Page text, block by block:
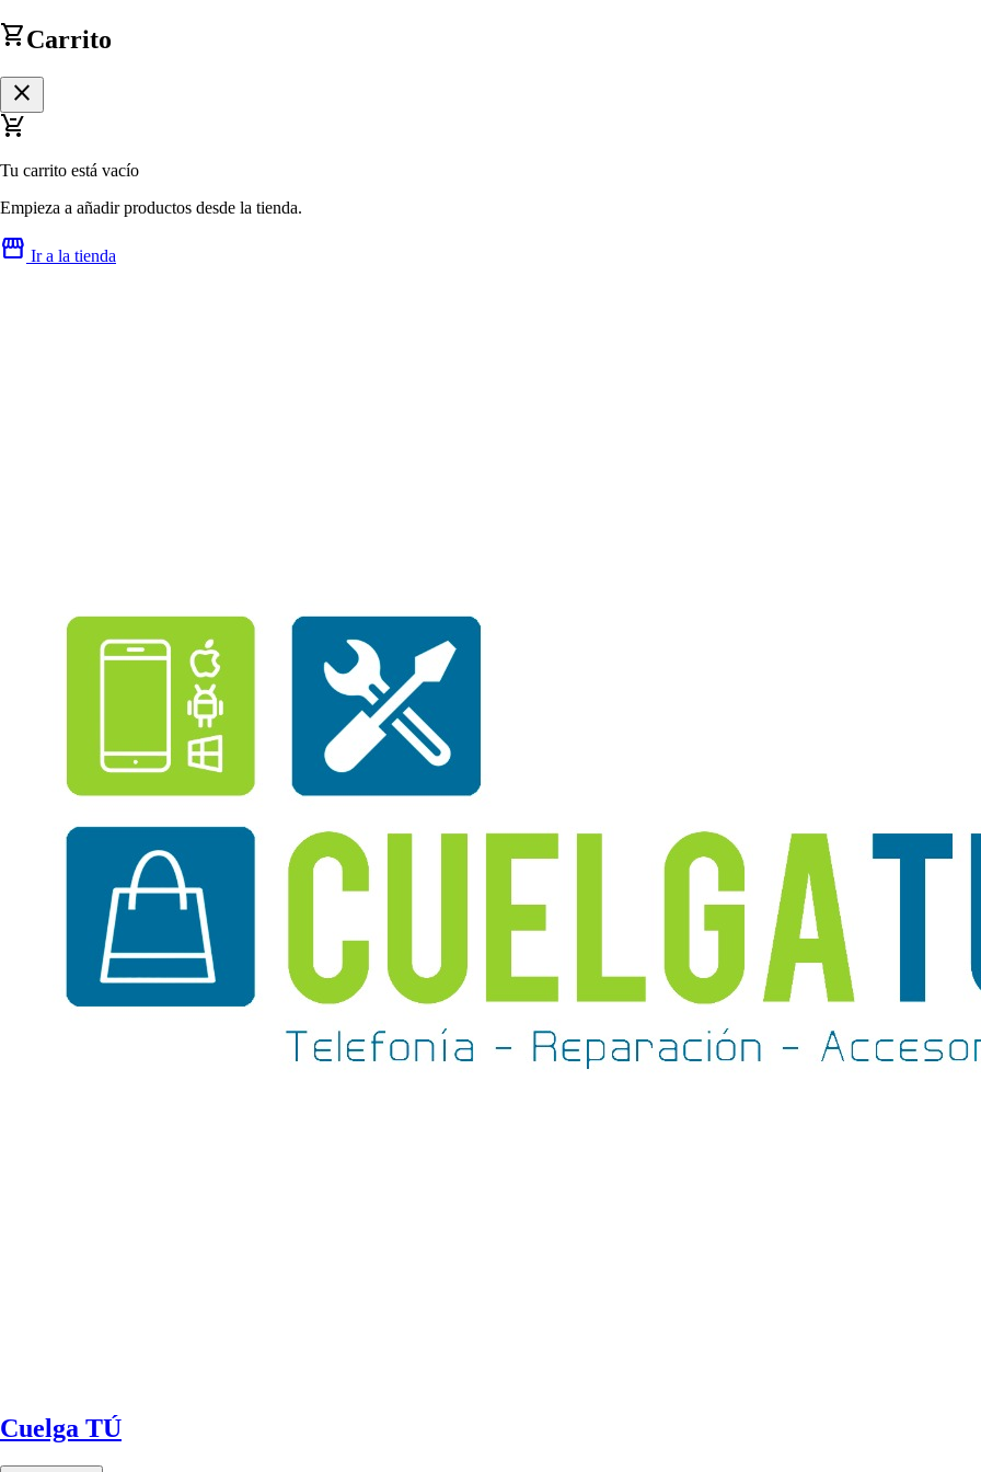
shopping_cartCarrito
close
remove_shopping_cart
Tu carrito está vacío
Empieza a añadir productos desde la tienda.
storefront Ir a la tienda
Cuelga TÚ